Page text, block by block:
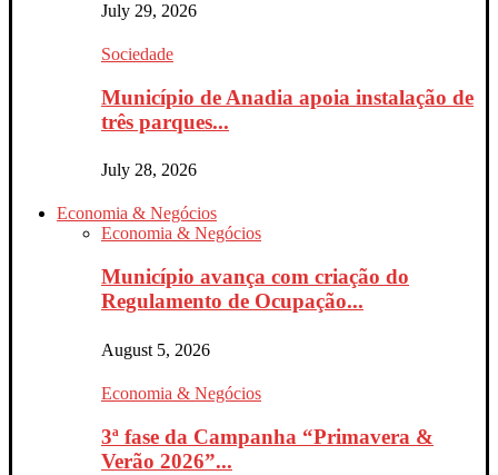
July 29, 2026
Sociedade
Município de Anadia apoia instalação de
três parques...
July 28, 2026
Economia & Negócios
Economia & Negócios
Município avança com criação do
Regulamento de Ocupação...
August 5, 2026
Economia & Negócios
3ª fase da Campanha “Primavera &
Verão 2026”...